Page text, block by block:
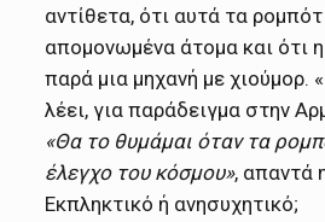
αντίθετα, ότι αυτά τα
απομονωμένα άτομα και ότι η
παρά μια μηχανή με χιούμορ. «
λέει, για παράδειγμα στην
«Θα το θυμάμαι όταν τα
έλεγχο του κόσμου», απαντά
Εκπληκτικό ή ανησυχητικό;